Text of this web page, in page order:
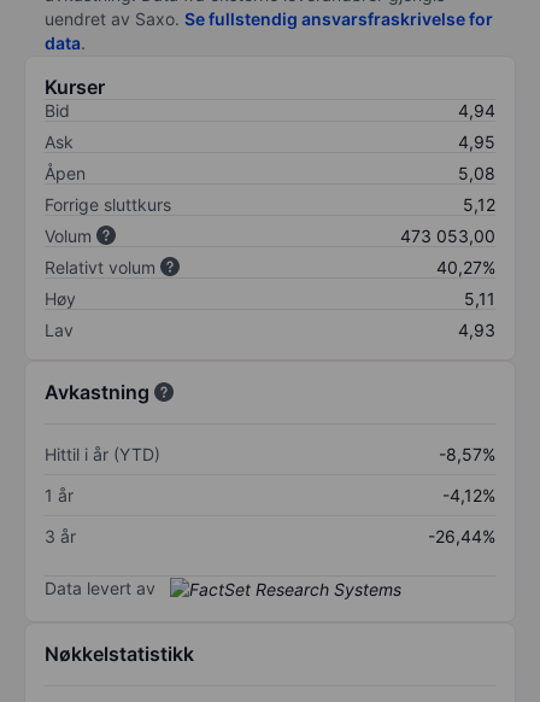
uendret av Saxo. Se fullstendig ansvarsfraskrivelse for
data.
Kurser
Bid
4,94
Ask
4,95
Åpen
5,08
Forrige sluttkurs
5,12
Volum
473 053,00
Relativt volum
40,27%
Høy
5,11
Lav
4,93
Avkastning
Hittil i år (YTD)
-8,57%
1 år
-4,12%
3 år
-26,44%
Data levert av
Nøkkelstatistikk